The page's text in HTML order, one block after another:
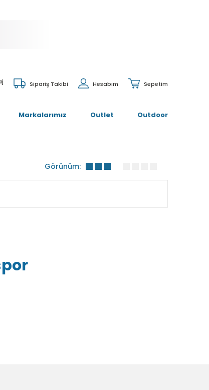
Sepetim
Hesabım
Sipariş Takibi
Markalarımız Outlet Outdoor
Görünüm: